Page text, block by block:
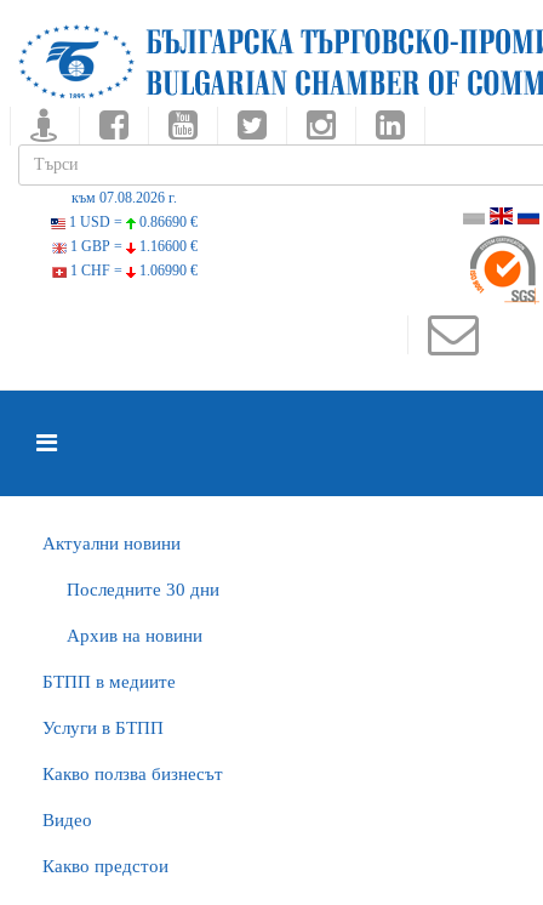
към 07.08.2026 г.
1 USD =
0.86690 €
1 GBP =
1.16600 €
1 CHF =
1.06990 €
Актуални новини
Последните 30 дни
Архив на новини
БTПП в медиите
Услуги в БТПП
Какво ползва бизнесът
Видео
Какво предстои